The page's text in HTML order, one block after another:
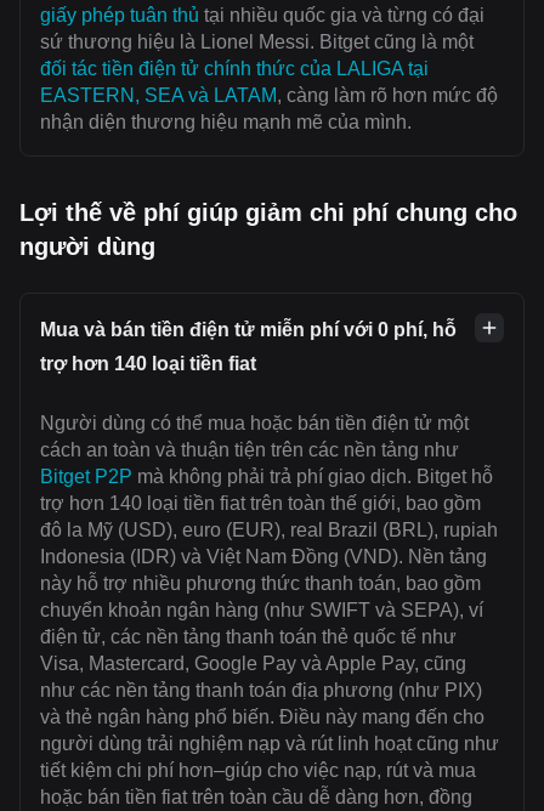
giấy phép tuân thủ tại nhiều quốc gia và từng có đại
sứ thương hiệu là Lionel Messi. Bitget cũng là một
đối tác tiền điện tử chính thức của LALIGA tại
EASTERN, SEA và LATAM, càng làm rõ hơn mức độ
nhận diện thương hiệu mạnh mẽ của mình.
Lợi thế về phí giúp giảm chi phí chung cho
người dùng
Mua và bán tiền điện tử miễn phí với 0 phí, hỗ
trợ hơn 140 loại tiền fiat
Người dùng có thể mua hoặc bán tiền điện tử một
cách an toàn và thuận tiện trên các nền tảng như
Bitget P2P mà không phải trả phí giao dịch. Bitget hỗ
trợ hơn 140 loại tiền fiat trên toàn thế giới, bao gồm
đô la Mỹ (USD), euro (EUR), real Brazil (BRL), rupiah
Indonesia (IDR) và Việt Nam Đồng (VND). Nền tảng
này hỗ trợ nhiều phương thức thanh toán, bao gồm
chuyển khoản ngân hàng (như SWIFT và SEPA), ví
điện tử, các nền tảng thanh toán thẻ quốc tế như
Visa, Mastercard, Google Pay và Apple Pay, cũng
như các nền tảng thanh toán địa phương (như PIX)
và thẻ ngân hàng phổ biến. Điều này mang đến cho
người dùng trải nghiệm nạp và rút linh hoạt cũng như
tiết kiệm chi phí hơn–giúp cho việc nạp, rút và mua
hoặc bán tiền fiat trên toàn cầu dễ dàng hơn, đồng